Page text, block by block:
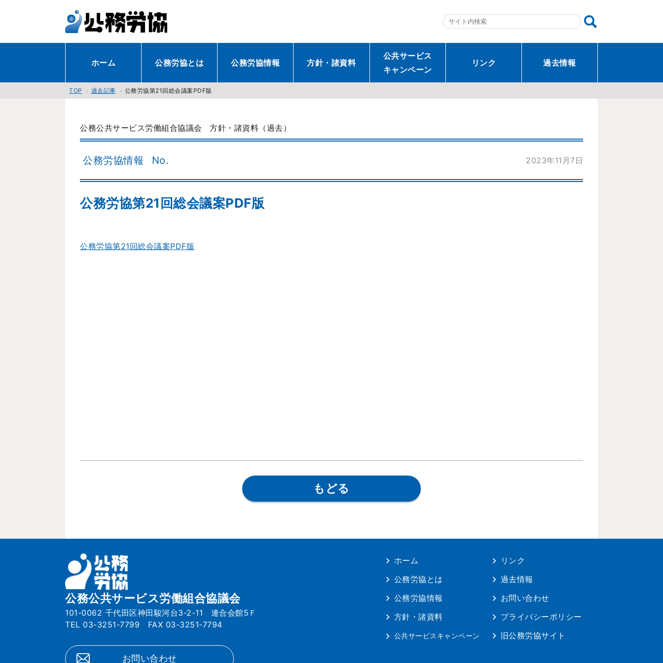
ホーム 公務労協とは 公務労協情報 方針・諸資料
公共サービス
キャンペーン
リンク 過去情報
TOP 過去記事 公務労協第21回総会議案PDF版
公務公共サービス労働組合協議会 方針・諸資料（過去）
公務労協情報 No. 2023年11月7日
公務労協第21回総会議案PDF版
公務労協第21回総会議案PDF版
もどる
公務公共サービス労働組合協議会
101-0062 千代田区神田駿河台3-2-11 連合会館5Ｆ
TEL 03-3251-7799 FAX 03-3251-7794
お問い合わせ
ホーム
公務労協とは
公務労協情報
方針・諸資料
公共サービスキャンペーン
リンク
過去情報
お問い合わせ
プライバシーポリシー
旧公務労協サイト